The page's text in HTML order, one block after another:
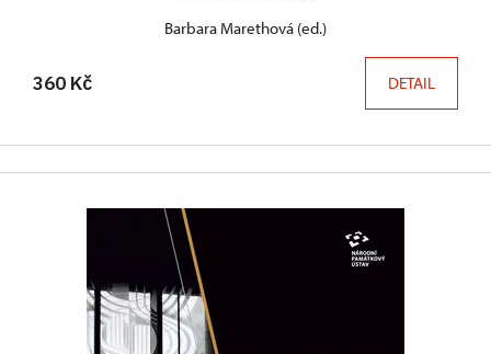
Barbara Marethová (ed.)
360 Kč DETAIL